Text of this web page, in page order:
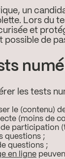
un
Lors du
et
possible de
les tests
le (contenu)
(moins de
participation
questions ;
questions ;
en ligne